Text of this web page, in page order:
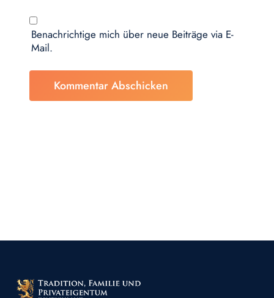
Benachrichtige mich über neue Beiträge via E-
Mail.